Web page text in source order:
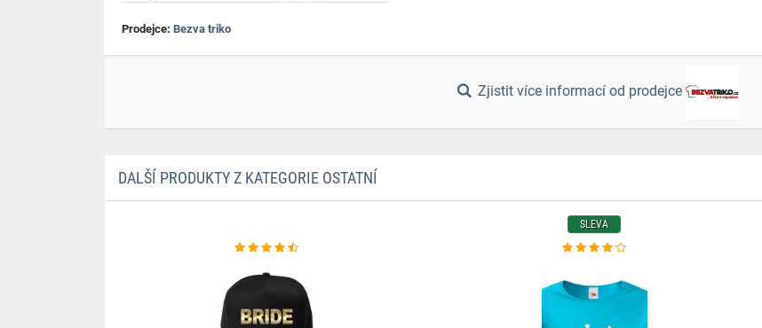
Prodejce: Bezva triko
Zjistit více informací od prodejce
DALŠÍ PRODUKTY Z KATEGORIE OSTATNÍ
SLEVA